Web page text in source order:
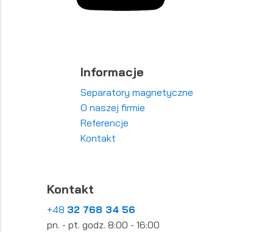
Informacje
Separatory magnetyczne
O naszej firmie
Referencje
Kontakt
Kontakt
+48 32 768 34 56
pn. - pt. godz. 8:00 - 16:00